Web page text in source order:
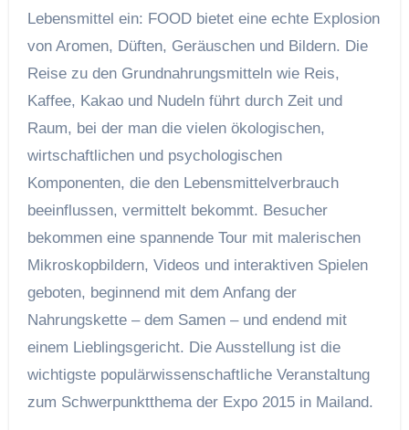
Lebensmittel ein: FOOD bietet eine echte Explosion
von Aromen, Düften, Geräuschen und Bildern. Die
Reise zu den Grundnahrungsmitteln wie Reis,
Kaffee, Kakao und Nudeln führt durch Zeit und
Raum, bei der man die vielen ökologischen,
wirtschaftlichen und psychologischen
Komponenten, die den Lebensmittelverbrauch
beeinflussen, vermittelt bekommt. Besucher
bekommen eine spannende Tour mit malerischen
Mikroskopbildern, Videos und interaktiven Spielen
geboten, beginnend mit dem Anfang der
Nahrungskette – dem Samen – und endend mit
einem Lieblingsgericht. Die Ausstellung ist die
wichtigste populärwissenschaftliche Veranstaltung
zum Schwerpunktthema der Expo 2015 in Mailand.